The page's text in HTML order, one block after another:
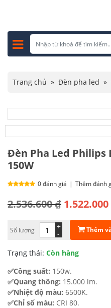
Trang chủ » Đèn pha led »
Đèn Pha Led Philips
150W
0 đánh giá | Thêm đánh
2.536.600₫
Giá
là:
2.536.600 ₫.
1.522.000
Giá
tại
là:
1.522.000 ₫.
Số lượng -
+ Thêm
Trạng thái: Còn hàng
✅Công suất: 150w.
✅Quang thông: 15.000 lm.
✅Nhiệt độ màu: 6500K.
✅Chỉ số màu: CRI 80.